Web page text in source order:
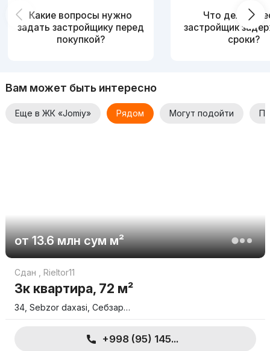
Какие вопросы нужно
задать застройщику перед
покупкой?
Что делать,
застройщик
сроки?
Вам может быть интересно
Еще в ЖК «Jomiy» Рядом Могут подойти
от13.6 млн сумм²
Сдан Rieltor11
3к квартира, 72 м²
34, Sebzor daxasi, Себзар…
+998 (95) 145...